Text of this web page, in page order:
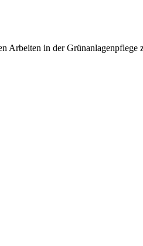
Arbeiten in der